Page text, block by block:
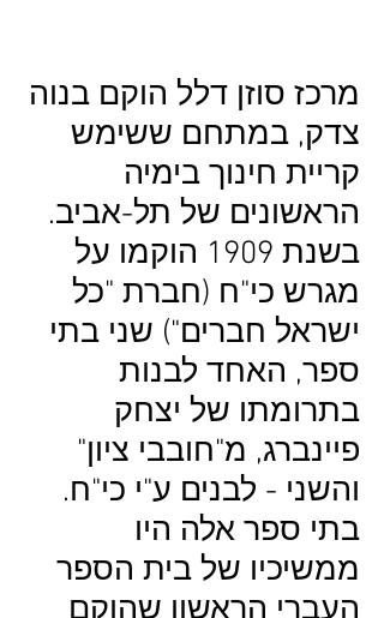
מרכז סוזן דלל הוקם בנוה
צדק, במתחם ששימש
קריית חינוך בימיה
הראשונים של תל-אביב.
בשנת 1909 הוקמו על
מגרש כי"ח (חברת "כל
ישראל חברים") שני בתי
ספר, האחד לבנות
בתרומתו של יצחק
פיינברג, מ"חובבי ציון"
והשני - לבנים ע"י כי"ח.
בתי ספר אלה היו
ממשיכיו של בית הספר